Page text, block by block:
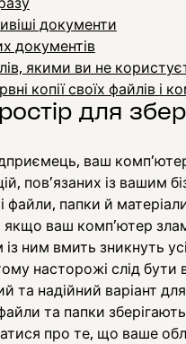
документи
документів
якими ви не
копії своїх файлів і
для
ваш
пов’язаних із вашим
файли, папки й
ваш комп’ютер
ним вмить зникнуть
насторожі слід бути
та надійний варіант для
та папки
про те, що ваше